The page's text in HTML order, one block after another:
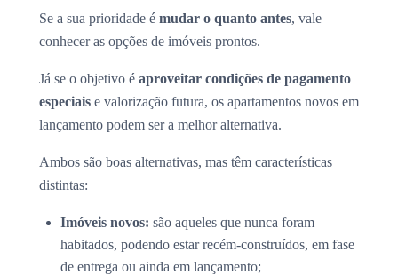
Se a sua prioridade é mudar o quanto antes, vale
conhecer as opções de imóveis prontos.
Já se o objetivo é aproveitar condições de pagamento
especiais e valorização futura, os apartamentos novos em
lançamento podem ser a melhor alternativa.
Ambos são boas alternativas, mas têm características
distintas:
Imóveis novos: são aqueles que nunca foram
habitados, podendo estar recém-construídos, em fase
de entrega ou ainda em lançamento;